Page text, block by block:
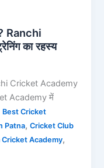
Ranchi
का रहस्य
Cricket Academy
Academy में
Best Cricket
Patna,Cricket Club
Cricket Academy,